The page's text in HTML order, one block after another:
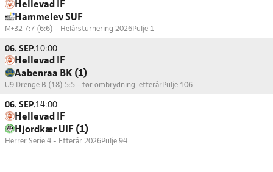
Hellevad IF
Hammelev SUF
M+32 7:7 (6:6) - Helårsturnering 2026Pulje 1
06. SEP.10:00
Hellevad IF
Aabenraa BK (1)
U9 Drenge B (18) 5:5 - før ombrydning, efterårPulje 106
06. SEP.14:00
Hellevad IF
Hjordkær UIF (1)
Herrer Serie 4 - Efterår 2026Pulje 94